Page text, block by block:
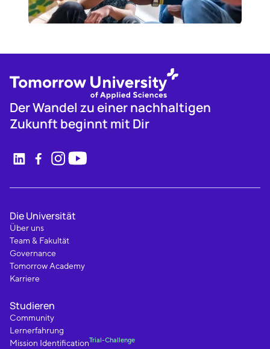
Der Wandel zu einer nachhaltigen
Zukunft beginnt mit Dir
Die Universität
Über uns
Team & Fakultät
Governance
Tomorrow Academy
Karriere
Studieren
Community
Lernerfahrung
Mission IdentificationTrial-Challenge